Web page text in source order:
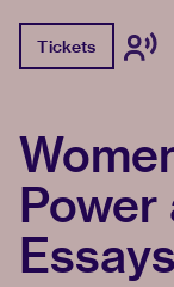
Tickets
Power
Essays